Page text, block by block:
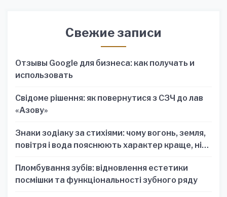
Свежие записи
Отзывы Google для бизнеса: как получать и
использовать
Свідоме рішення: як повернутися з СЗЧ до лав
«Азову»
Знаки зодіаку за стихіями: чому вогонь, земля,
повітря і вода пояснюють характер краще, ніж
Пломбування зубів: відновлення естетики
посмішки та функціональності зубного ряду